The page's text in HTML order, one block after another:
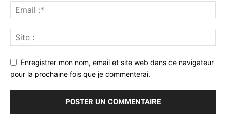
Enregistrer mon nom, email et site web dans ce navigateur
pour la prochaine fois que je commenterai.